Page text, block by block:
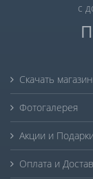
с
Скачать магазин
Фотогалерея
Акции и Подарки
Оплата и